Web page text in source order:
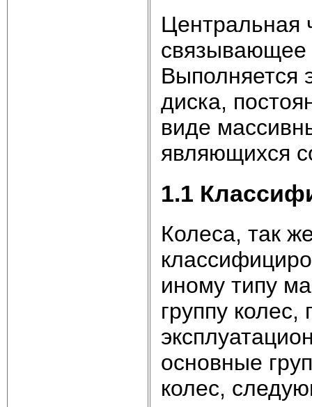
Центральная
связывающее
Выполняется
диска,
виде
являющихся
1.1
Колеса, так
иному типу
группу
основные
колес,